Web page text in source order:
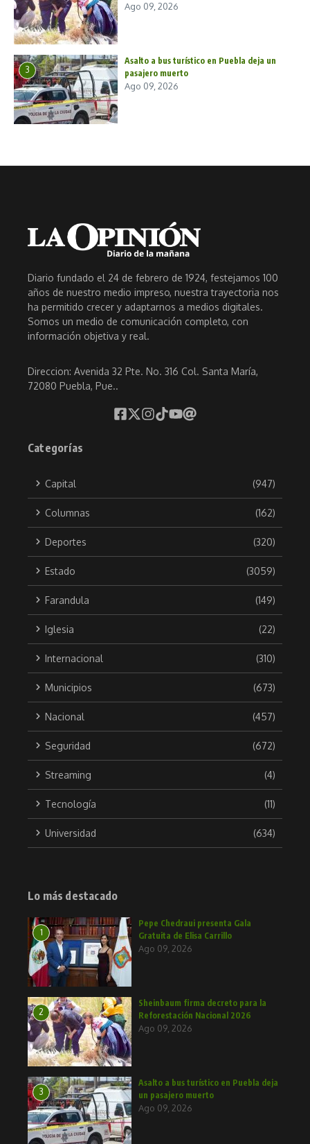
Ago 09, 2026
3
Asalto a bus turístico en Puebla deja un
pasajero muerto
Ago 09, 2026
Diario fundado el 24 de febrero de 1924, festejamos 100
años de nuestro medio impreso, nuestra trayectoria nos
ha permitido crecer y adaptarnos a medios digitales.
Somos un medio de comunicación completo, con
información objetiva y real.
Direccion: Avenida 32 Pte. No. 316 Col. Santa María,
72080 Puebla, Pue..
Categorías
Capital (947)
Columnas (162)
Deportes (320)
Estado (3059)
Farandula (149)
Iglesia (22)
Internacional (310)
Municipios (673)
Nacional (457)
Seguridad (672)
Streaming (4)
Tecnología (11)
Universidad (634)
Lo más destacado
1
Pepe Chedraui presenta Gala
Gratuita de Elisa Carrillo
Ago 09, 2026
2
Sheinbaum firma decreto para la
Reforestación Nacional 2026
Ago 09, 2026
3
Asalto a bus turístico en Puebla deja
un pasajero muerto
Ago 09, 2026